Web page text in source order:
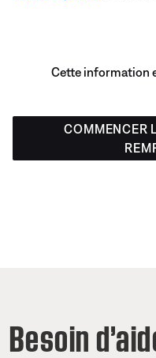
Cette information
COMMENCER
Besoin